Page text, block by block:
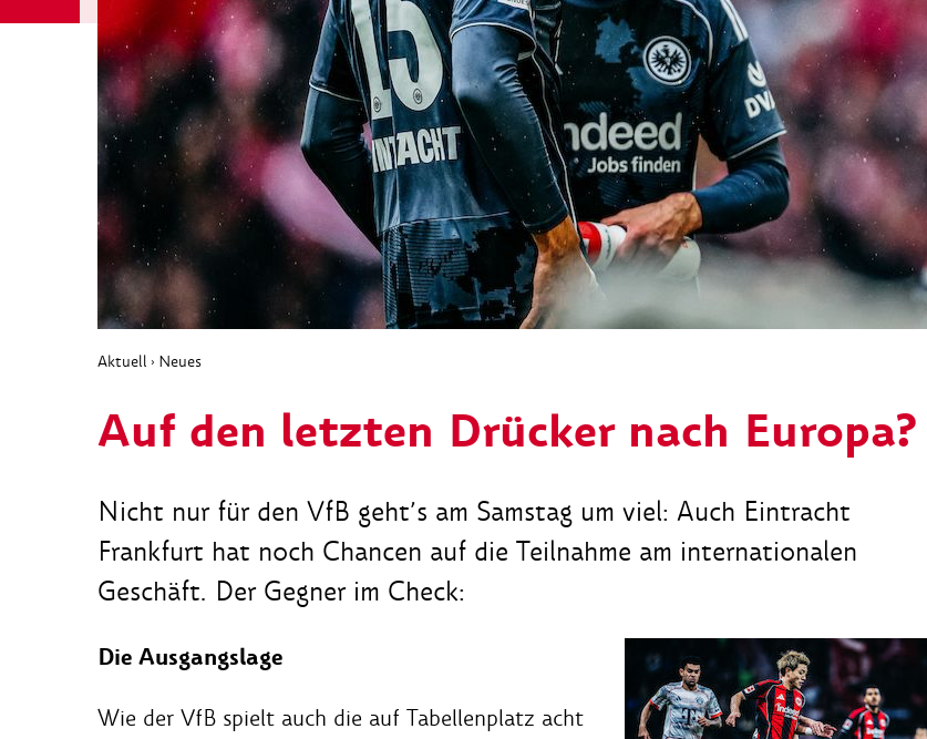
Aktuell › Neues
Auf den letzten Drücker nach Europa?
Nicht nur für den VfB geht’s am Samstag um viel: Auch Eintracht
Frankfurt hat noch Chancen auf die Teilnahme am internationalen
Geschäft. Der Gegner im Check:
Die Ausgangslage
Wie der VfB spielt auch die auf Tabellenplatz acht